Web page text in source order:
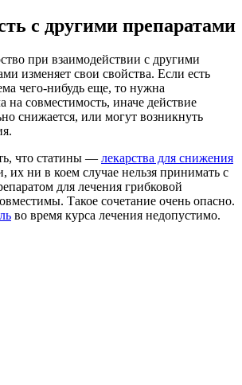
с другими препаратами
при взаимодействии с другими
изменяет свои свойства. Если есть
чего-нибудь еще, то нужна
на совместимость, иначе действие
снижается, или могут возникнуть
что статины — лекарства для снижения
их ни в коем случае нельзя принимать с
для лечения грибковой
Такое сочетание очень опасно.
во время курса лечения недопустимо.